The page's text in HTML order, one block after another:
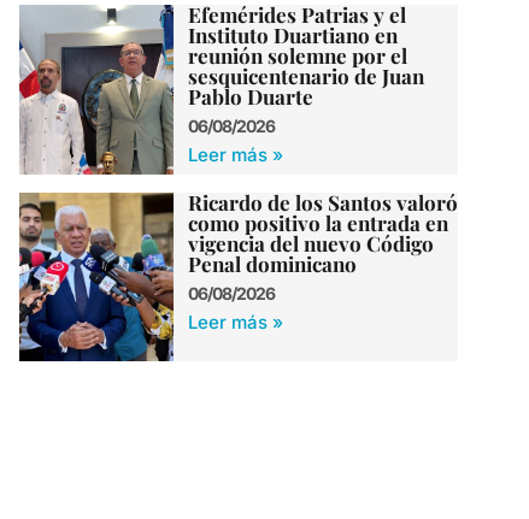
Efemérides Patrias y el
Instituto Duartiano en
reunión solemne por el
sesquicentenario de Juan
Pablo Duarte
06/08/2026
Leer más »
Ricardo de los Santos valoró
como positivo la entrada en
vigencia del nuevo Código
Penal dominicano
06/08/2026
Leer más »